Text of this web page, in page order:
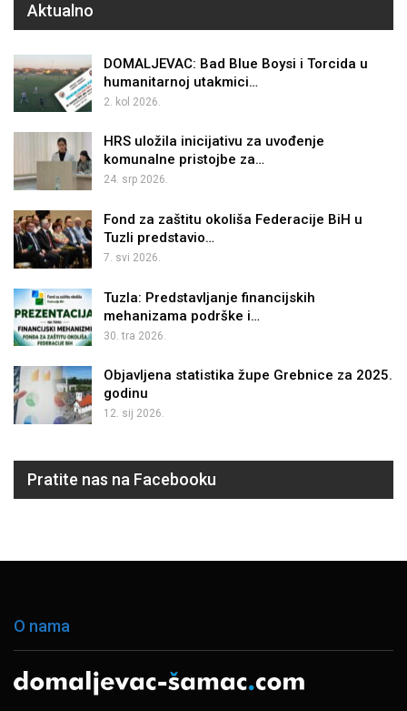
Aktualno
DOMALJEVAC: Bad Blue Boysi i Torcida u
humanitarnoj utakmici…
2. kol 2026.
HRS uložila inicijativu za uvođenje
komunalne pristojbe za…
24. srp 2026.
Fond za zaštitu okoliša Federacije BiH u
Tuzli predstavio…
7. svi 2026.
Tuzla: Predstavljanje financijskih
mehanizama podrške i…
30. tra 2026.
Objavljena statistika župe Grebnice za 2025.
godinu
12. sij 2026.
Pratite nas na Facebooku
O nama